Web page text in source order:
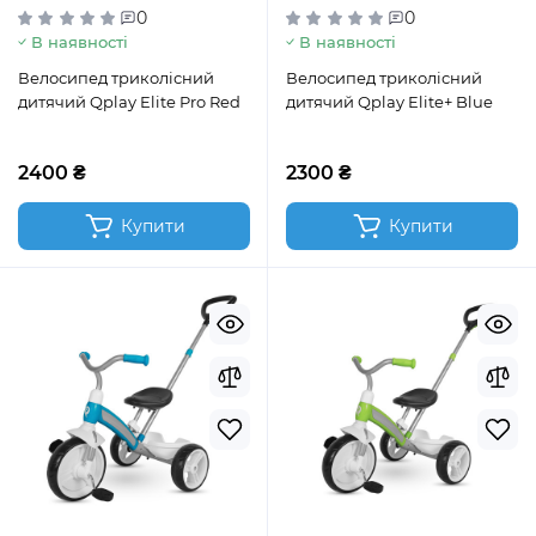
0
В наявності
Велосипед триколісний
дитячий Qplay Elite Pro Red
2400 ₴
Купити
0
В наявності
Велосипед триколісний
дитячий Qplay Elite+ Blue
2300 ₴
Купити